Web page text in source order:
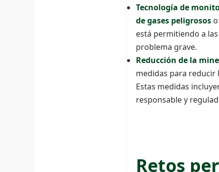
Tecnología de
de gases peligrosos
está permitiendo a
problema grave.
Reducción de la
medidas para
Estas medidas
responsable y
Retos